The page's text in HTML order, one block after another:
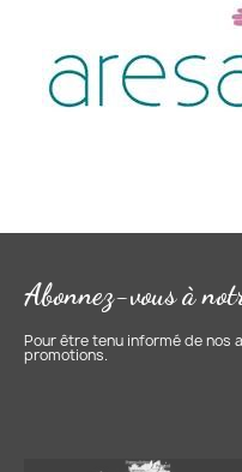
Abonnez-vous à
Pour être tenu informé de nos
promotions.